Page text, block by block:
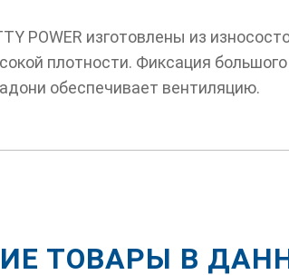
POWER изготовлены из
плотности. Фиксация
обеспечивает вентиляцию.
ТОВАРЫ В